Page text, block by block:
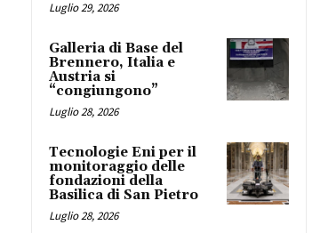
Luglio 29, 2026
Galleria di Base del
Brennero, Italia e
Austria si
“congiungono”
Luglio 28, 2026
Tecnologie Eni per il
monitoraggio delle
fondazioni della
Basilica di San Pietro
Luglio 28, 2026